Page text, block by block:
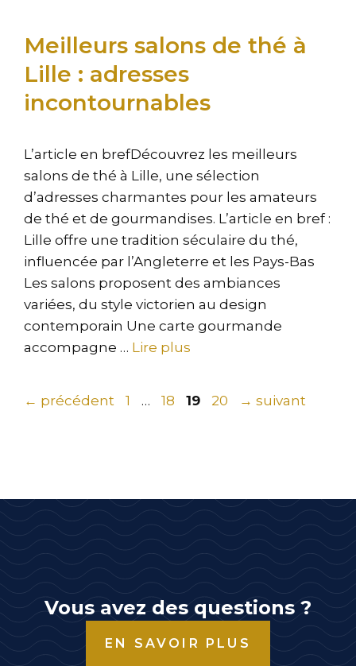
Meilleurs salons de thé à
Lille : adresses
incontournables
L’article en brefDécouvrez les meilleurs
salons de thé à Lille, une sélection
d’adresses charmantes pour les amateurs
de thé et de gourmandises. L’article en bref :
Lille offre une tradition séculaire du thé,
influencée par l’Angleterre et les Pays-Bas
Les salons proposent des ambiances
variées, du style victorien au design
contemporain Une carte gourmande
accompagne … Lire plus
← précédent Page
1 … Page
18 Page
19 Page
20 → suivant
Vous avez des questions ?
EN SAVOIR PLUS